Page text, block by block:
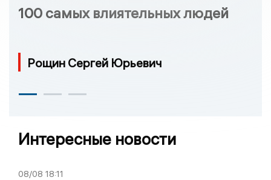
100 самых влиятельных людей
Рощин Сергей Юрьевич
Интересные новости
08/08 18:11